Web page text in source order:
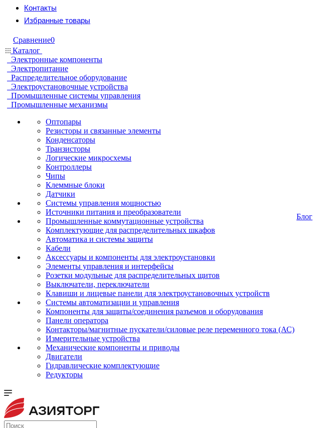
Контакты
Избранные товары
Сравнение0
Каталог
Электронные компоненты
Электропитание
Распределительное оборудование
Электроустановочные устройства
Промышленные системы управления
Промышленные механизмы
Оптопары
Резисторы и связанные элементы
Конденсаторы
Транзисторы
Логические микросхемы
Контроллеры
Чипы
Клеммные блоки
Датчики
Системы управления мощностью
Источники питания и преобразователи
Промышленные коммутационные устройства
Комплектующие для распределительных шкафов
Автоматика и системы защиты
Кабели
Аксессуары и компоненты для электроустановки
Элементы управления и интерфейсы
Розетки модульные для распределительных щитов
Выключатели, переключатели
Клавиши и лицевые панели для электроустановочных устройств
Системы автоматизации и управления
Компоненты для защиты/соединения разъемов и оборудования
Панели оператора
Контакторы/магнитные пускатели/силовые реле переменного тока (АС)
Измерительные устройства
Механические компоненты и приводы
Двигатели
Гидравлические комплектующие
Редукторы
Блог